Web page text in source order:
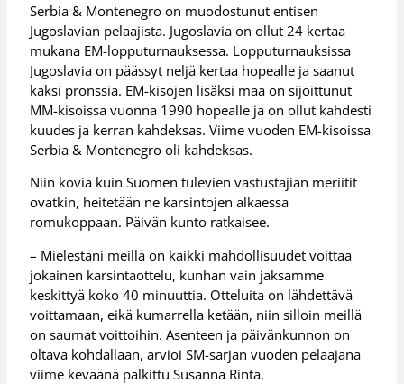
Serbia & Montenegro on muodostunut entisen
Jugoslavian pelaajista. Jugoslavia on ollut 24 kertaa
mukana EM-lopputurnauksessa. Lopputurnauksissa
Jugoslavia on päässyt neljä kertaa hopealle ja saanut
kaksi pronssia. EM-kisojen lisäksi maa on sijoittunut
MM-kisoissa vuonna 1990 hopealle ja on ollut kahdesti
kuudes ja kerran kahdeksas. Viime vuoden EM-kisoissa
Serbia & Montenegro oli kahdeksas.
Niin kovia kuin Suomen tulevien vastustajian meriitit
ovatkin, heitetään ne karsintojen alkaessa
romukoppaan. Päivän kunto ratkaisee.
– Mielestäni meillä on kaikki mahdollisuudet voittaa
jokainen karsintaottelu, kunhan vain jaksamme
keskittyä koko 40 minuuttia. Otteluita on lähdettävä
voittamaan, eikä kumarrella ketään, niin silloin meillä
on saumat voittoihin. Asenteen ja päivänkunnon on
oltava kohdallaan, arvioi SM-sarjan vuoden pelaajana
viime keväänä palkittu Susanna Rinta.